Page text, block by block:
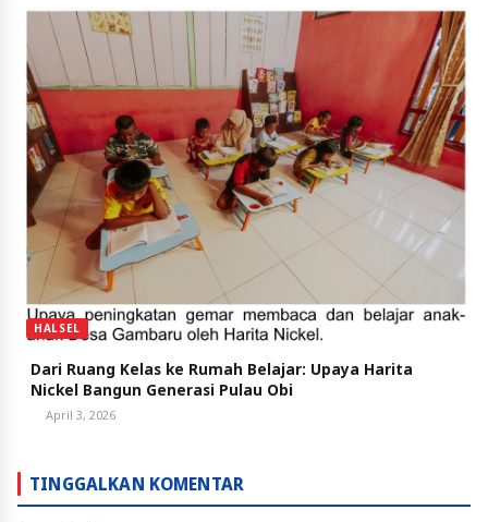
HALSEL
Dari Ruang Kelas ke Rumah Belajar: Upaya Harita
Nickel Bangun Generasi Pulau Obi
April 3, 2026
TINGGALKAN KOMENTAR